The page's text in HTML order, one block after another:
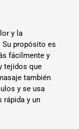
y la
propósito es
fácilmente y
tejidos que
también
y se usa
rápida y un